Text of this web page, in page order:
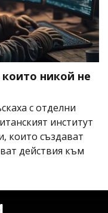
никой не
с отделни
институт
които създават
действия към